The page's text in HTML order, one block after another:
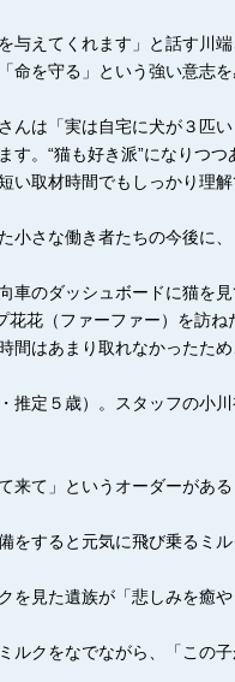
与えてくれます」と話す
を守る」という強い意志を
んは「実は自宅に犬が３匹
す。“猫も好き派”になりつ
い取材時間でもしっかり理解
さな働き者たちの今後に、
車のダッシュボードに猫を
花花（ファーファー）を訪
間はあまり取れなかったた
推定５歳）。スタッフの
て」というオーダーがある
をすると元気に飛び乗るミ
見た遺族が「悲しみを癒や
ルクをなでながら、「この